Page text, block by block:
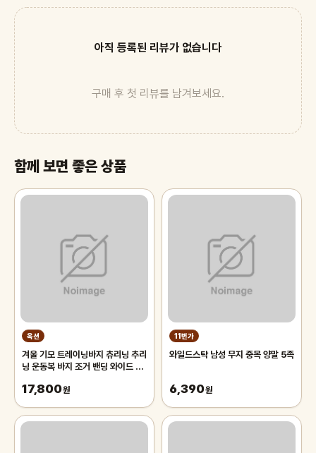
아직 등록된 리뷰가 없습니다
구매 후 첫 리뷰를 남겨보세요.
함께 보면 좋은 상품
옥션
겨울 기모 트레이닝바지 츄리닝 추리
닝 운동복 바지 조거 밴딩 와이드 팬
17,800원
11번가
와일드스탁 남성 무지 중목 양말 5족
6,390원